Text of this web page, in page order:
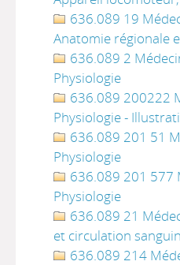
636.089 19
Anatomie régionale
636.089 2
Physiologie
636.089 200222
Physiologie -
636.089 201 51
Physiologie
636.089 201 577
Physiologie
636.089 21
et circulation
636.089 214